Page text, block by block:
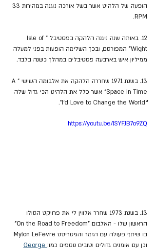
RPM.
12. באותה שנה ניגנה הלהקה בפסטיבל "Isle of
Wight" המפורסם, ובכך השלימה הופעות בפני למעלה
ממיליון איש בארבעה פסטיבלים במהלך כשנה בלבד.
13. בשנת 1971 שחררה הלהקה את אלבומה השישי "A
Space in Time" אשר כלל את הלהיט הכי גדול שלה
"
I'd Love to Change the World".
https://youtu.be/lSYFJB7o9ZQ
13. בשנת 1973 שחרר אלווין לי את פרויקט הסולו
הראשון שלו - האלבום "On the Road to Freedom"
וכן עם אומנים גדולים וטובים נוספים כמו: George